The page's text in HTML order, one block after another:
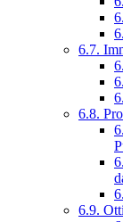
6.7.
6.8.
6.9.